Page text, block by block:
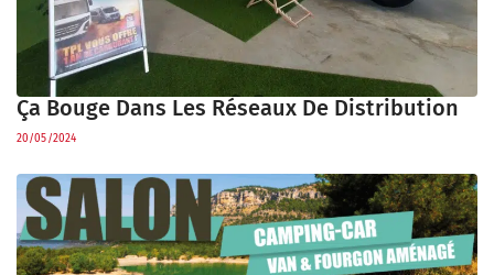
Ça Bouge Dans Les Réseaux De Distribution
20/05/2024